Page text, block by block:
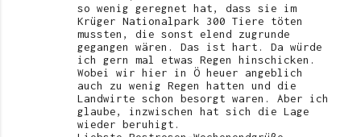
so wenig geregnet hat, dass sie im
Krüger Nationalpark 300 Tiere töten
mussten, die sonst elend zugrunde
gegangen wären. Das ist hart. Da würde
ich gern mal etwas Regen hinschicken.
Wobei wir hier in Ö heuer angeblich
auch zu wenig Regen hatten und die
Landwirte schon besorgt waren. Aber ich
glaube, inzwischen hat sich die Lage
wieder beruhigt.